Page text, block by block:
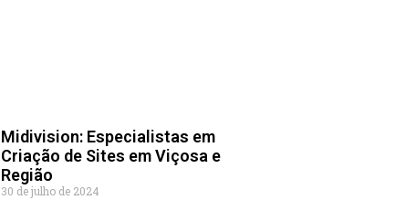
Midivision: Especialistas em
Criação de Sites em Viçosa e
Região
30 de julho de 2024